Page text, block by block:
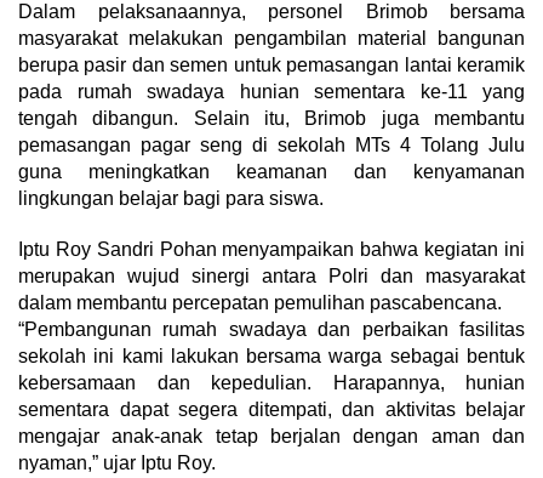
Dalam pelaksanaannya, personel Brimob bersama
masyarakat melakukan pengambilan material bangunan
berupa pasir dan semen untuk pemasangan lantai keramik
pada rumah swadaya hunian sementara ke-11 yang
tengah dibangun. Selain itu, Brimob juga membantu
pemasangan pagar seng di sekolah MTs 4 Tolang Julu
guna meningkatkan keamanan dan kenyamanan
lingkungan belajar bagi para siswa.
Iptu Roy Sandri Pohan menyampaikan bahwa kegiatan ini
merupakan wujud sinergi antara Polri dan masyarakat
dalam membantu percepatan pemulihan pascabencana.
“Pembangunan rumah swadaya dan perbaikan fasilitas
sekolah ini kami lakukan bersama warga sebagai bentuk
kebersamaan dan kepedulian. Harapannya, hunian
sementara dapat segera ditempati, dan aktivitas belajar
mengajar anak-anak tetap berjalan dengan aman dan
nyaman,” ujar Iptu Roy.